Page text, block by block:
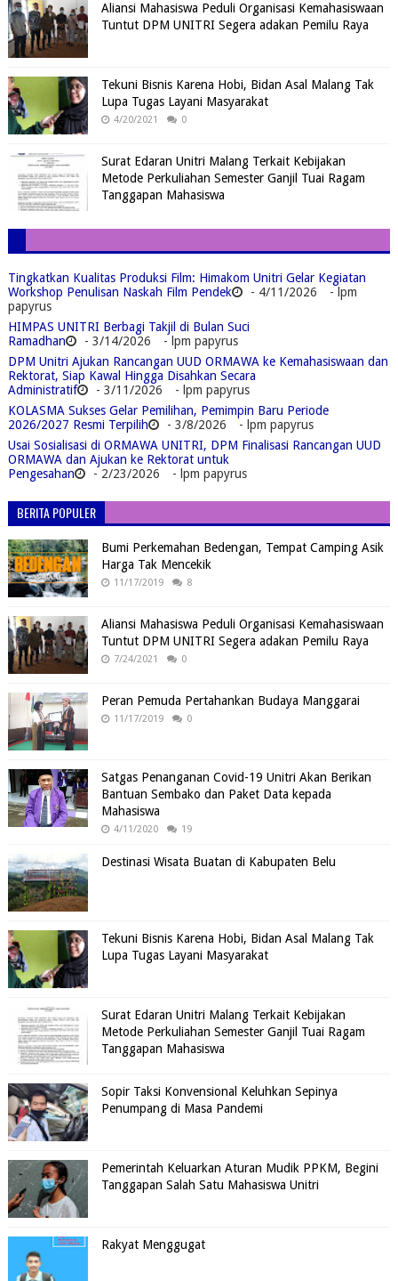
Aliansi Mahasiswa Peduli Organisasi Kemahasiswaan
Tuntut DPM UNITRI Segera adakan Pemilu Raya
Tekuni Bisnis Karena Hobi, Bidan Asal Malang Tak
Lupa Tugas Layani Masyarakat
4/20/2021 0
Surat Edaran Unitri Malang Terkait Kebijakan
Metode Perkuliahan Semester Ganjil Tuai Ragam
Tanggapan Mahasiswa
Tingkatkan Kualitas Produksi Film: Himakom Unitri Gelar Kegiatan
Workshop Penulisan Naskah Film Pendek
- 4/11/2026
- lpm
papyrus
HIMPAS UNITRI Berbagi Takjil di Bulan Suci
Ramadhan
- 3/14/2026
- lpm papyrus
DPM Unitri Ajukan Rancangan UUD ORMAWA ke Kemahasiswaan dan
Rektorat, Siap Kawal Hingga Disahkan Secara
Administratif
- 3/11/2026
- lpm papyrus
KOLASMA Sukses Gelar Pemilihan, Pemimpin Baru Periode
2026/2027 Resmi Terpilih
- 3/8/2026
- lpm papyrus
Usai Sosialisasi di ORMAWA UNITRI, DPM Finalisasi Rancangan UUD
ORMAWA dan Ajukan ke Rektorat untuk
Pengesahan
- 2/23/2026 - lpm papyrus
BERITA POPULER
Bumi Perkemahan Bedengan, Tempat Camping Asik
Harga Tak Mencekik
11/17/2019 8
Aliansi Mahasiswa Peduli Organisasi Kemahasiswaan
Tuntut DPM UNITRI Segera adakan Pemilu Raya
7/24/2021 0
Peran Pemuda Pertahankan Budaya Manggarai
11/17/2019 0
Satgas Penanganan Covid-19 Unitri Akan Berikan
Bantuan Sembako dan Paket Data kepada
Mahasiswa
4/11/2020 19
Destinasi Wisata Buatan di Kabupaten Belu
Tekuni Bisnis Karena Hobi, Bidan Asal Malang Tak
Lupa Tugas Layani Masyarakat
Surat Edaran Unitri Malang Terkait Kebijakan
Metode Perkuliahan Semester Ganjil Tuai Ragam
Tanggapan Mahasiswa
Sopir Taksi Konvensional Keluhkan Sepinya
Penumpang di Masa Pandemi
Pemerintah Keluarkan Aturan Mudik PPKM, Begini
Tanggapan Salah Satu Mahasiswa Unitri
Rakyat Menggugat